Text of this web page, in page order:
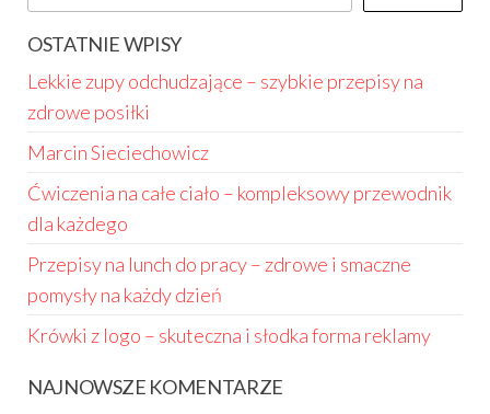
OSTATNIE WPISY
Lekkie zupy odchudzające – szybkie przepisy na
zdrowe posiłki
Marcin Sieciechowicz
Ćwiczenia na całe ciało – kompleksowy przewodnik
dla każdego
Przepisy na lunch do pracy – zdrowe i smaczne
pomysły na każdy dzień
Krówki z logo – skuteczna i słodka forma reklamy
NAJNOWSZE KOMENTARZE